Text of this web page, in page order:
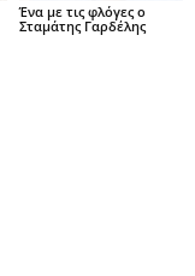
Ένα με τις φλόγες ο
Σταμάτης Γαρδέλης